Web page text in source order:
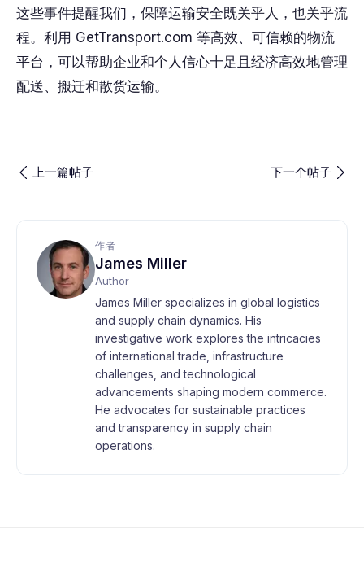
这些事件提醒我们，保障运输安全既关乎人，也关乎流
程。利用 GetTransport.com 等高效、可信赖的物流
平台，可以帮助企业和个人信心十足且经济高效地管理
配送、搬迁和散货运输。
上一篇帖子 下一个帖子
作者
James Miller
Author
James Miller specializes in global logistics
and supply chain dynamics. His
investigative work explores the intricacies
of international trade, infrastructure
challenges, and technological
advancements shaping modern commerce.
He advocates for sustainable practices
and transparency in supply chain
operations.